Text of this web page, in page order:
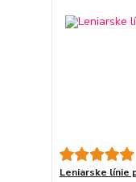
Leniarske línie